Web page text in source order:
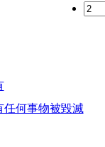
任何事物被毀滅